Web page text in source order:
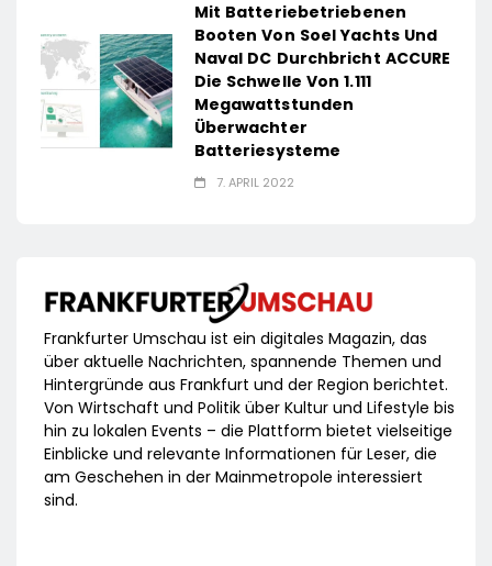
Mit Batteriebetriebenen
Booten Von Soel Yachts Und
Naval DC Durchbricht ACCURE
Die Schwelle Von 1.111
Megawattstunden
Überwachter
Batteriesysteme
7. APRIL 2022
Frankfurter Umschau ist ein digitales Magazin, das
über aktuelle Nachrichten, spannende Themen und
Hintergründe aus Frankfurt und der Region berichtet.
Von Wirtschaft und Politik über Kultur und Lifestyle bis
hin zu lokalen Events – die Plattform bietet vielseitige
Einblicke und relevante Informationen für Leser, die
am Geschehen in der Mainmetropole interessiert
sind.